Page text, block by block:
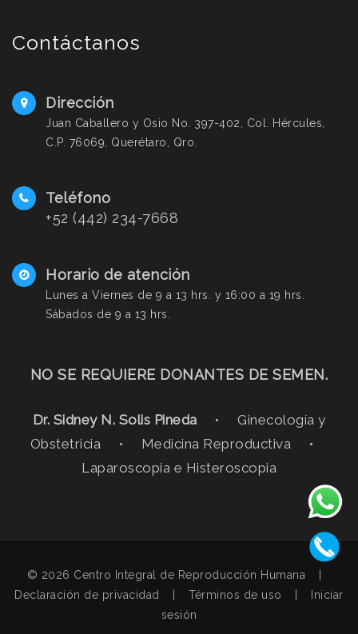
Contáctanos
Dirección
Juan Caballero y Osio No. 397-402, Col. Hércules,
C.P. 76069, Querétaro, Qro.
Teléfono
+52 (442) 234-7668
Horario de atención
Lunes a Viernes de 9 a 13 hrs. y 16:00 a 19 hrs.
Sábados de 9 a 13 hrs.
NO SE REQUIERE DONANTES DE SEMEN.
Dr. Sidney N. Solis Pineda • Ginecología y
Obstetricia • Medicina Reproductiva •
Laparoscopia e Histeroscopia
© 2026 Centro Integral de Reproducción Humana
Declaración de privacidad
Términos de uso
Iniciar
sesión